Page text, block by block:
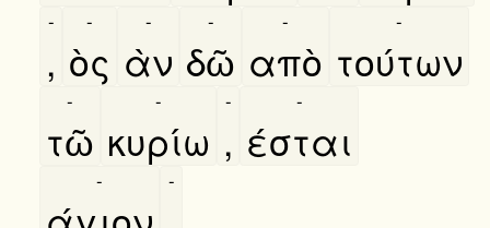
,
-
ὸς
-
ὰν
-
δῶ
-
απὸ
-
τούτων
-
τῶ
-
κυρίω
-
,
-
έσται
-
- -